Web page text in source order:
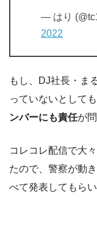
— はり
2022
もし、DJ社長・ま
っていないとしても
ンバーにも責任が
コレコレ配信で大
たので、警察が動
べて発表してもらい